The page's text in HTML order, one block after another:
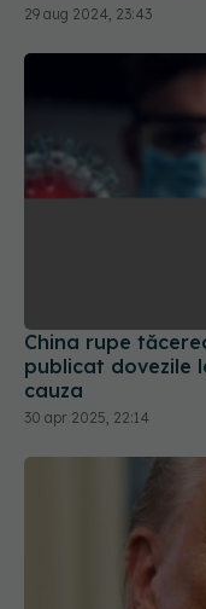
29 aug 2024, 23:43
China rupe
publicat dovezile
cauza
30 apr 2025, 22:14